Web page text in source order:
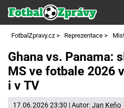
FotbalZpravy.cz > Reprezentace >
Ghana vs. Panama:
MS ve fotbale 2026
i v TV
17.06.2026 23:30 | Autor:Jan Keňo